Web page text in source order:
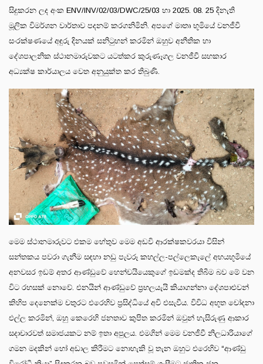
සිදුකරන ලද අංක ENV/INV/02/03/DWC/25/03 හා 2025. 08. 25 දිනැති
මූලික විමර්ශන වාර්තාව පදනම් කරගනිමිනි. අපගේ මාතෘ භූමියේ වනජීවී
සංරක්ෂණයේ අඳුරු දිනයක් සනිටුහන් කරමින් ඔහුව අනීතික හා
දේශපාලනික ස්ථානමාරුවකට යටත්කර කුරුණෑගල වනජීවී සහකාර
අධ්‍යක්ෂ කාර්යාලය වෙත අනුයුක්ත කර තිබුණි.
මෙම ස්ථානමාරුවට එකම හේතුව මෙම අඩවි ආරක්ෂකවරයා විසින්
සන්තකය පවරා ගැනීම සඳහා නඩු පැවරූ කහල්ල-පල්ලෙකැලේ අභයභූමියේ
අනවසර ඉඩම් අතර ආණ්ඩුවේ හෙන්චයියෙකුගේ ඉඩමක්ද තිබීම බව මේ වන
විට රහසක් නොවේ. එනයින් ආණ්ඩුවේ ප්‍රභලයැයි කියාගන්නා දේශපාළුවන්
කිහිප දෙනෙක්ම චතුරට එරෙහිව ප්‍රසිද්ධියේ අවි එසැවීය. විවිධ අභූත චෝදනා
එල්ල කරමින්, ඔහු කෙරෙහි ජනතාව කුපිත කරමින් ඔවුන් හැසිරුණු ආකාර
සදාචාරවත් සමාජයකට නම් ඉතා අපුලය. එමගින් මෙම වනජීවී නිලධාරියාගේ
ගමන මදකින් හෝ අඩාල කිරීමට නොහැකි වූ තැන ඔහුට එරෙහිව “ආණ්ඩු